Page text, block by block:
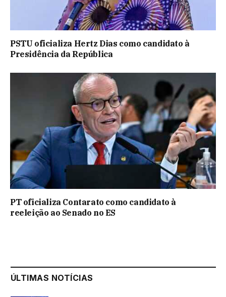
PSTU oficializa Hertz Dias como candidato à
Presidência da República
PT oficializa Contarato como candidato à
reeleição ao Senado no ES
ÚLTIMAS NOTÍCIAS